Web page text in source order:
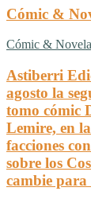
Cómic &
Cómic &
Astiberri
agosto la
tomo cómic
Lemire, en
facciones
sobre los
cambie para